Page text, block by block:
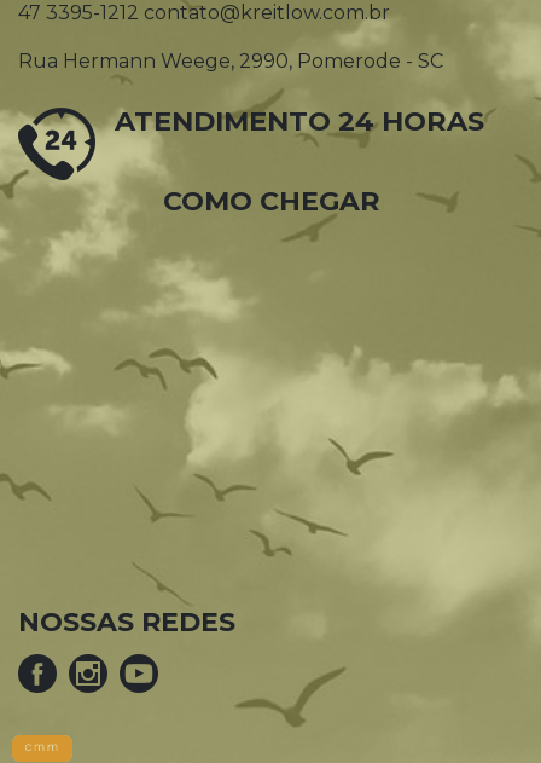
47 3395-1212 contato@kreitlow.com.br
Rua Hermann Weege, 2990, Pomerode - SC
ATENDIMENTO 24 HORAS
COMO CHEGAR
NOSSAS REDES